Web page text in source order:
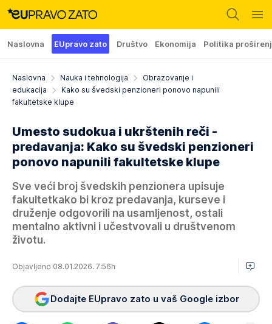
Naslovna EUpravo zato Društvo Ekonomija Politika
Naslovna Nauka i tehnologija
Obrazovanje i
edukacija
Kako su švedski penzioneri ponovo napunili
fakultetske klupe
Umesto sudokua i ukrštenih reči -
predavanja: Kako su švedski penzioneri
ponovo napunili fakultetske klupe
Sve veći broj švedskih penzionera upisuje
fakultetkako bi kroz predavanja, kurseve i
druženje odgovorili na usamljenost, ostali
mentalno aktivni i učestvovali u društvenom
životu.
Objavljeno 08.01.2026. 7:56h
Dodajte EUpravo zato u vaš Google izbor